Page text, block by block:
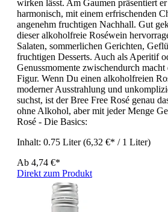
wirken lässt. Am Gaumen präsentiert
harmonisch, mit einem erfrischenden
angenehm fruchtigen Nachhall. Gut
dieser alkoholfreie Roséwein
Salaten, sommerlichen Gerichten,
fruchtigen Desserts. Auch als Aperitif
Genussmomente zwischendurch macht
Figur. Wenn Du einen alkoholfreien
moderner Ausstrahlung und
suchst, ist der Bree Free Rosé genau
ohne Alkohol, aber mit jeder Menge
Rosé - Die Basics:
Inhalt: 0.75 Liter(6,32 €* / 1 Liter)
Ab 4,74 €*
Direkt zum Produkt